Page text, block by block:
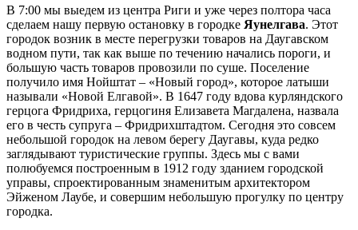
В 7:00 мы выедем из центра Риги и уже через полтора часа
сделаем нашу первую остановку в городке Яунелгава. Этот
городок возник в месте перегрузки товаров на Даугавском
водном пути, так как выше по течению начались пороги, и
большую часть товаров провозили по суше. Поселение
получило имя Нойштат – «Новый город», которое латыши
называли «Новой Елгавой». В 1647 году вдова курляндского
герцога Фридриха, герцогиня Елизавета Магдалена, назвала
его в честь супруга – Фридрихштадтом. Сегодня это совсем
небольшой городок на левом берегу Даугавы, куда редко
заглядывают туристические группы. Здесь мы с вами
полюбуемся построенным в 1912 году зданием городской
управы, спроектированным знаменитым архитектором
Эйженом Лаубе, и совершим небольшую прогулку по центру
городка.